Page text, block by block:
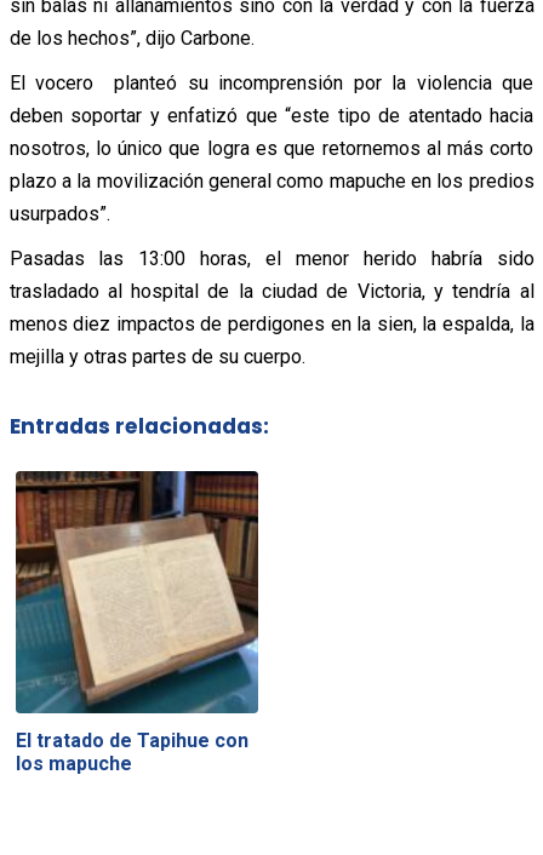
sin balas ni allanamientos sino con la verdad y con la fuerza
de los hechos”, dijo Carbone.
El vocero planteó su incomprensión por la violencia que
deben soportar y enfatizó que “este tipo de atentado hacia
nosotros, lo único que logra es que retornemos al más corto
plazo a la movilización general como mapuche en los predios
usurpados”.
Pasadas las 13:00 horas, el menor herido habría sido
trasladado al hospital de la ciudad de Victoria, y tendría al
menos diez impactos de perdigones en la sien, la espalda, la
mejilla y otras partes de su cuerpo.
Entradas relacionadas:
El tratado de Tapihue con
los mapuche